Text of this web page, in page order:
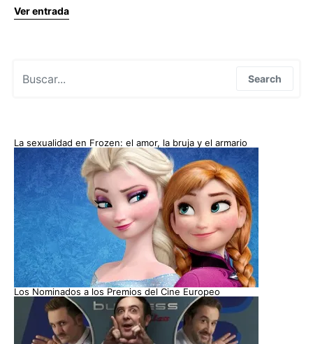
Ver entrada
Search
La sexualidad en Frozen: el amor, la bruja y el armario
Los Nominados a los Premios del Cine Europeo